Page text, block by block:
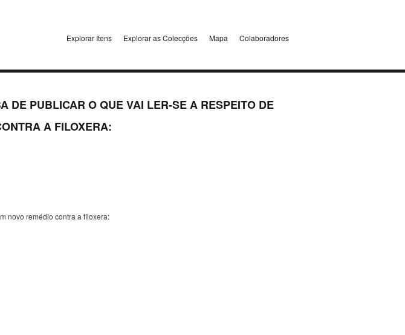
Explorar Itens Explorar as Colecções Mapa Colaboradores
DE PUBLICAR O QUE VAI LER-SE A RESPEITO DE
A FILOXERA:
novo remédio contra a filoxera: